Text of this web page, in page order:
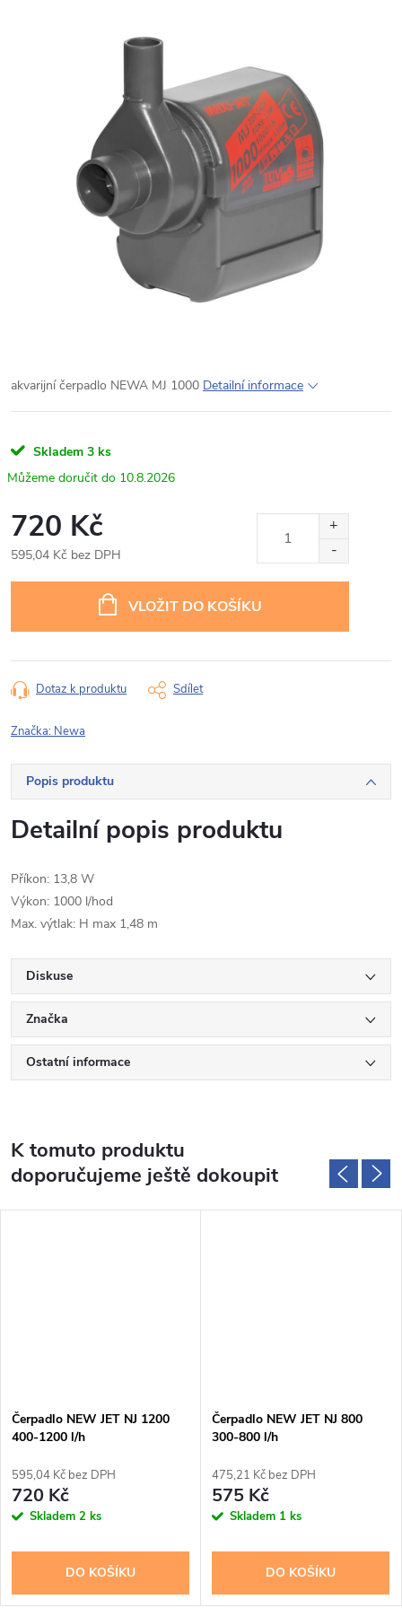
akvarijní čerpadlo NEWA MJ 1000 Detailní informace
Skladem 3 ks
10.8.2026
720 Kč
595,04 Kč bez DPH
VLOŽIT DO KOŠÍKU
Dotaz k produktu Sdílet
Značka: Newa
Popis produktu
Detailní popis produktu
Příkon: 13,8 W
Výkon: 1000 l/hod
Max. výtlak: H max 1,48 m
Diskuse
Značka
Ostatní informace
K tomuto produktu
doporučujeme ještě dokoupit
Čerpadlo NEW JET NJ 1200
400-1200 l/h
595,04 Kč bez DPH
720 Kč
Skladem 2 ks
DO KOŠÍKU
Čerpadlo NEW JET NJ 800
300-800 l/h
475,21 Kč bez DPH
575 Kč
Skladem 1 ks
DO KOŠÍKU